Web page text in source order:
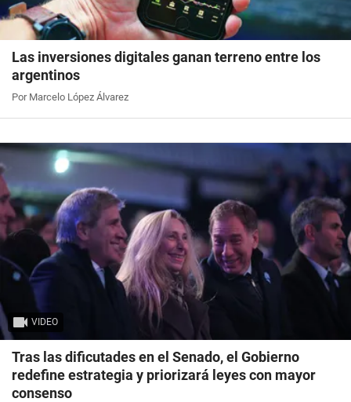
Las inversiones digitales ganan terreno entre los
argentinos
Por Marcelo López Álvarez
VIDEO
Tras las dificutades en el Senado, el Gobierno
redefine estrategia y priorizará leyes con mayor
consenso